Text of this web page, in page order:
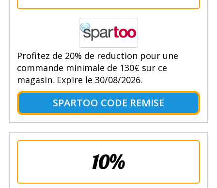
Profitez de 20% de reduction pour une
commande minimale de 130€ sur ce
magasin. Expire le 30/08/2026.
SPARTOO CODE REMISE
10%